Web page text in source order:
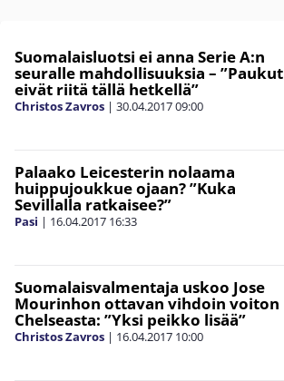
Suomalaisluotsi ei anna Serie A:n
seuralle mahdollisuuksia – ”Paukut
eivät riitä tällä hetkellä”
Christos Zavros | 30.04.201709:00
Palaako Leicesterin nolaama
huippujoukkue ojaan? ”Kuka
Sevillalla ratkaisee?”
Pasi | 16.04.2017 16:33
Suomalaisvalmentaja uskoo Jose
Mourinhon ottavan vihdoin voiton
Chelseasta: ”Yksi peikko lisää”
Christos Zavros | 16.04.2017 10:00